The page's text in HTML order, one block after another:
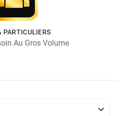
PARTICULIERS
Au Gros Volume
